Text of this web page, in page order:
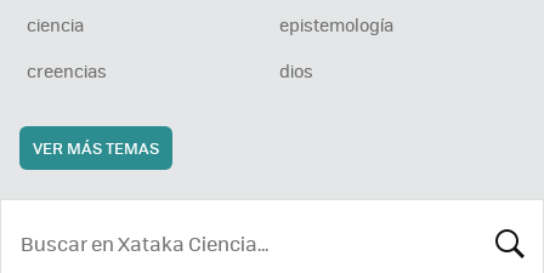
ciencia
epistemología
creencias
dios
VER MÁS TEMAS